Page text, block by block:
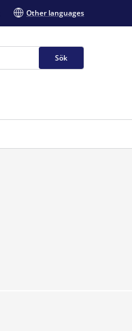
Other languages
Sök